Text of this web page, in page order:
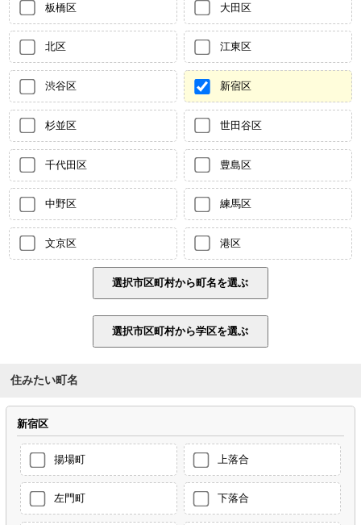
板橋区 大田区
北区 江東区
渋谷区 新宿区
杉並区 世田谷区
千代田区 豊島区
中野区 練馬区
文京区 港区
住みたい町名
新宿区
揚場町 上落合
左門町 下落合